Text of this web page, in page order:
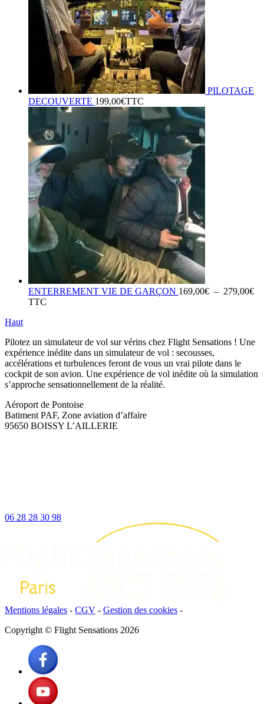
PILOTAGE
DECOUVERTE 199,00€TTC
ENTERREMENT VIE DE GARÇON 169,00€ – 279,00€
TTC
Haut
Pilotez un simulateur de vol sur vérins chez Flight Sensations ! Une
expérience inédite dans un simulateur de vol : secousses,
accélérations et turbulences feront de vous un vrai pilote dans le
cockpit de son avion. Une expérience de vol inédite où la simulation
s’approche sensationnellement de la réalité.
Aéroport de Pontoise
Batiment PAF, Zone aviation d’affaire
95650 BOISSY L’AILLERIE
06 28 28 30 98
Mentions légales - CGV - Gestion des cookies -
Copyright © Flight Sensations 2026